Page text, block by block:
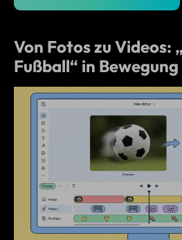
Von Fotos zu Videos:
Fußball“ in